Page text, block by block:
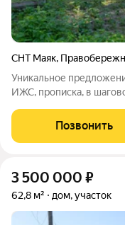
СНТ Маяк,
Уникальное
ИЖС, прописка, в
капитальный двух
круглогодичным
Позвонить
3 500 000 ₽
62,8 м² дом, участок